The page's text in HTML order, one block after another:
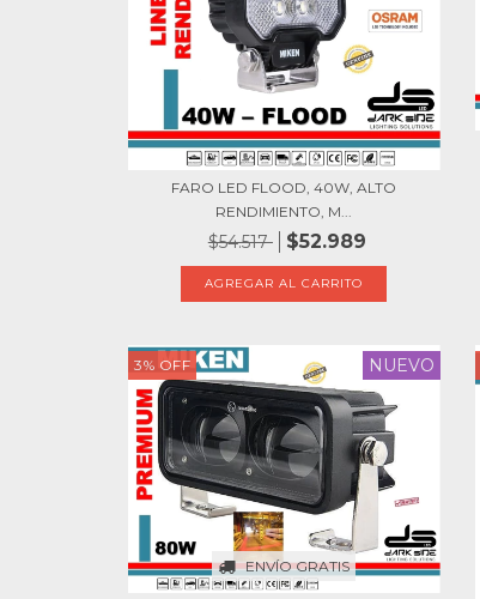
FARO LED FLOOD, 40W, ALTO
RENDIMIENTO, M...
$54.517 $52.989
3% OFF
ENVÍO GRATIS
NUEVO